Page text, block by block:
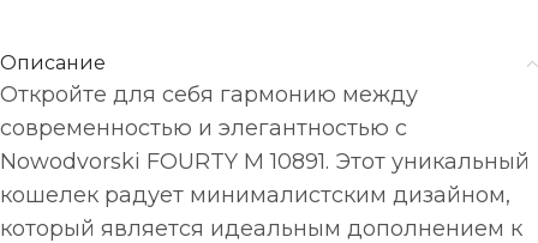
Описание
Откройте для себя гармонию между
современностью и элегантностью с
Nowodvorski FOURTY M 10891. Этот уникальный
кошелек радует минималистским дизайном,
который является идеальным дополнением к